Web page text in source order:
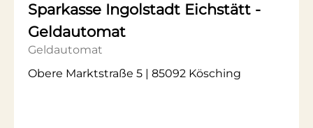
Sparkasse Ingolstadt Eichstätt -
Geldautomat
Geldautomat
Obere Marktstraße 5 | 85092 Kösching